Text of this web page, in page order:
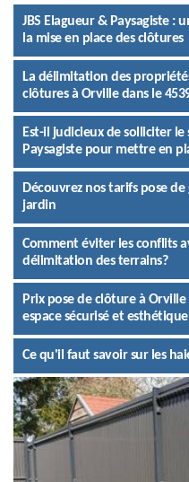
JBS Elagueur & Paysagiste :
la mise en place des clôtures
La délimitation des
clôtures à Orville dans le
Est-il judicieux de solliciter le
Paysagiste pour mettre en
Découvrez nos tarifs pose
jardin
Comment éviter les conflits
délimitation des terrains?
Prix pose de clôture à
espace sécurisé et esthétique
Ce qu'il faut savoir sur les